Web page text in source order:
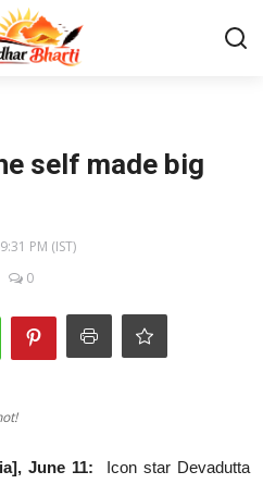
self made big
PM (IST)
0
June 11:
Icon star Devadutta